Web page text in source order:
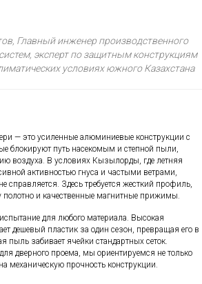
Главный инженер производственного
эксперт по защитным конструкциям
условиях южного Казахстана
— это усиленные алюминиевые конструкции с
блокируют путь насекомым и степной пыли,
воздуха. В условиях Кызылорды, где летняя
активностью гнуса и частыми ветрами,
справляется. Здесь требуется жесткий профиль,
полотно и качественные магнитные прижимы.
для любого материала. Высокая
дешевый пластик за один сезон, превращая его в
пыль забивает ячейки стандартных сеток.
дверного проема, мы ориентируемся не только
механическую прочность конструкции.